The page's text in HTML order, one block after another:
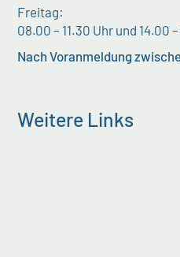
Freitag:
08.00 – 11.30 Uhr und 14.00
Nach Voranmeldung
Weitere Links